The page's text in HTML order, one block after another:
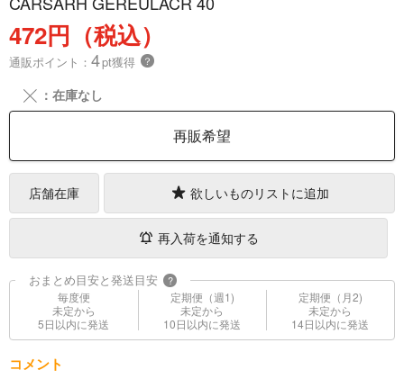
472円（税込）
通販ポイント： 4pt獲得 ？
╳ ：在庫なし
再販希望
店舗在庫 欲しいものリストに追加
再入荷を通知する
おまとめ目安と発送目安 ?
毎度便
未定から
5日以内に発送
定期便（週1)
未定から
10日以内に発送
定期便（月2)
未定から
14日以内に発送
コメント